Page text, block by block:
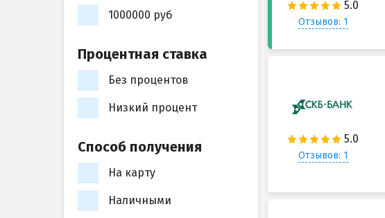
Отзывов: 1
Отзывов: 1
1000000 руб
Процентная ставка
Без процентов
Низкий процент
Способ получения
На карту
Наличными